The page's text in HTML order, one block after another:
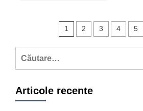
Navigare
în
articole
1 2 3 4 5
Articole recente